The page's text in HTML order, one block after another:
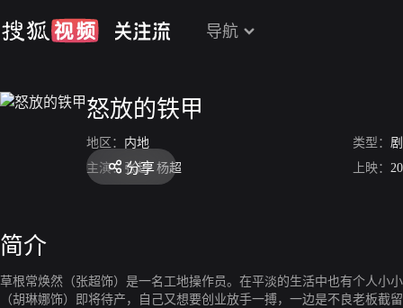
导航
怒放的铁甲
地区： 内地 类型：
主演： 张超 杨超 上映：
分享
简介
草根常焕然（张超饰）是一名工地操作员。在平淡的生活中也有个人小
（胡琳娜饰）即将待产，自己又想要创业放手一搏，一边是不良老板